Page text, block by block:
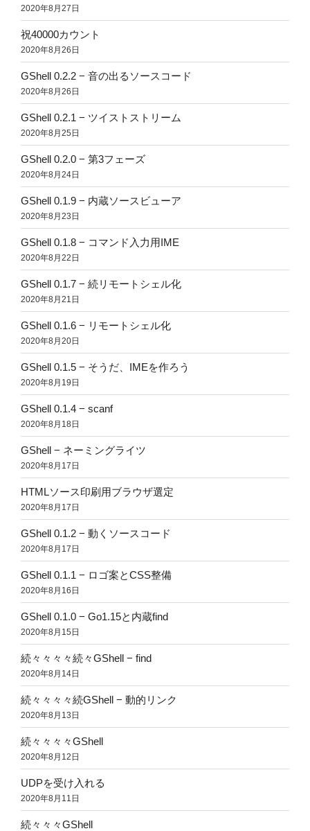
2020年8月27日
祝40000カウント
2020年8月26日
GShell 0.2.2 − 音の出るソースコード
2020年8月26日
GShell 0.2.1 − ツイストストリーム
2020年8月25日
GShell 0.2.0 − 第3フェーズ
2020年8月24日
GShell 0.1.9 − 内蔵ソースビューア
2020年8月23日
GShell 0.1.8 − コマンド入力用IME
2020年8月22日
GShell 0.1.7 − 続リモートシェル化
2020年8月21日
GShell 0.1.6 − リモートシェル化
2020年8月20日
GShell 0.1.5 − そうだ、IMEを作ろう
2020年8月19日
GShell 0.1.4 − scanf
2020年8月18日
GShell − ネーミングライツ
2020年8月17日
HTMLソース印刷用ブラウザ選定
2020年8月17日
GShell 0.1.2 − 動くソースコード
2020年8月17日
GShell 0.1.1 − ロゴ案とCSS整備
2020年8月16日
GShell 0.1.0 − Go1.15と内蔵find
2020年8月15日
続々々々々続々GShell − find
2020年8月14日
続々々々々続GShell − 動的リンク
2020年8月13日
続々々々々GShell
2020年8月12日
UDPを受け入れる
2020年8月11日
続々々々GShell